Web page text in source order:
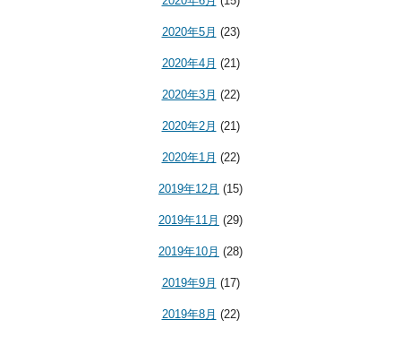
2020年5月 (23)
2020年4月 (21)
2020年3月 (22)
2020年2月 (21)
2020年1月 (22)
2019年12月 (15)
2019年11月 (29)
2019年10月 (28)
2019年9月 (17)
2019年8月 (22)